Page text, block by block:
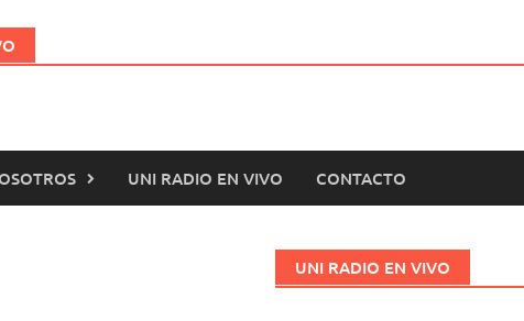
UNI RADIO EN VIVO CONTACTO
UNI RADIO EN VIVO